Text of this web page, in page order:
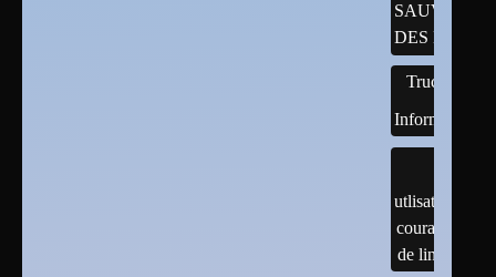
DES
Trucs
Informatiques
utlisation
courante
de linux